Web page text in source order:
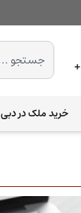
خرید ملک در دبی